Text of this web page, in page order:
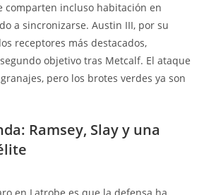
comparten incluso habitación en
a sincronizarse. Austin III, por su
receptores más destacados,
objetivo tras Metcalf. El ataque
pero los brotes verdes ya son
Ramsey, Slay y una